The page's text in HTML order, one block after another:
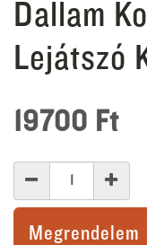
Dallam
Lejátszó
19700 Ft
Megrendelem